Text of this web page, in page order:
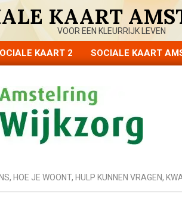
KAART
VOOR EEN KLEURRIJK LEVEN
Primary
KAART 2 SOCIALE KAART
, HOE JE WOONT, HULP KUNNEN VRAGEN,